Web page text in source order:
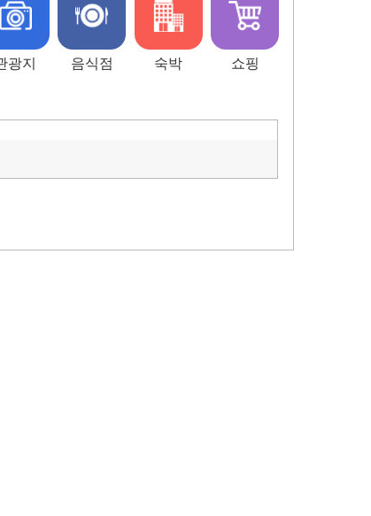
광지 음식점 숙박 쇼핑